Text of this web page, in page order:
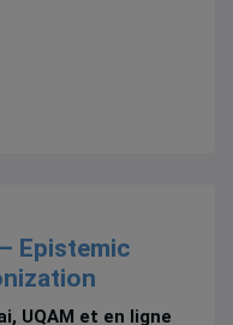
Epistemic
UQAM et en ligne